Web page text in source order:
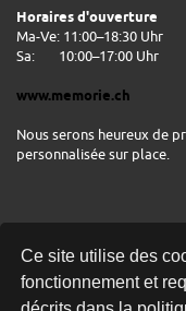
Ce site utilise des
fonctionnement et
Horaires d'ouverture
Ma-Ve: 11:00–18:30 Uhr
Sa:
10:00–17:00 Uhr
www.memorie.ch
Nous serons heureux de
personnalisée sur place.